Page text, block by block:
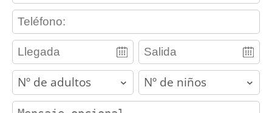
contact_phone
adults children
contact_message